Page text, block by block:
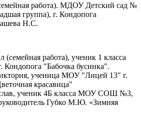
работа). МДОУ Детский сад №
группа), г. Кондопога
Н.С.
работа), ученик 1 класса
"Бабочка бусинка".
ученица МОУ "Лицей 13" г.
красавица"
ученик 4Б класса МОУ СОШ №3,
Губко М.Ю. «Зимняя